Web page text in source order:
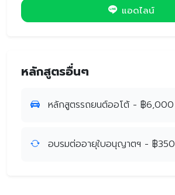
แอดไลน์
หลักสูตรอื่นๆ
หลักสูตรรถยนต์ออโต้ - ฿6,000
อบรมต่ออายุใบอนุญาตฯ - ฿350